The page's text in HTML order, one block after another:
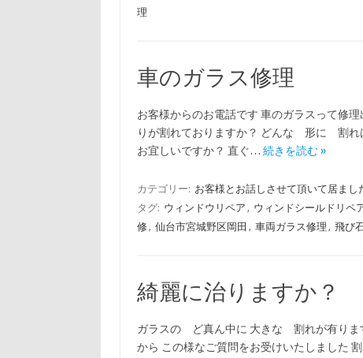
理
車のガラス修理
お客様からのお電話です 車のガラスって修
りが割れておりますか？ どんな 形に 割
お宜しいですか？ 直ぐ… 続きを読む »
カテゴリー: お客様とお話しさせて頂いて居まし
タグ: ウィンドウリペア , ウィンドシールドリペ
修, 仙台市宮城野区岡田 , 車両ガラス修理 , 飛び
綺麗に治りますか？
ガラスの ど真ん中に 大きな 割れが有りま
から この様なご質問をお受けいたしました